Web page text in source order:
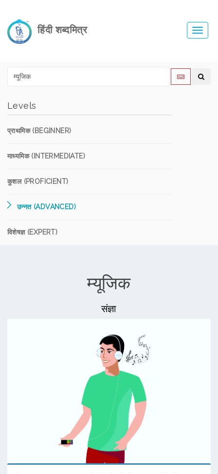
हिंदी शब्दमित्र
Levels
प्राथमिक (BEGINNER)
माध्यमिक (INTERMEDIATE)
कुशल (PROFICIENT)
उन्नत (ADVANCED)
विशेषज्ञ (EXPERT)
म्यूजिक
संज्ञा